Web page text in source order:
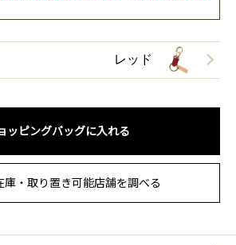
レッド
ッピングバッグに入れる
庫・取り置き可能店舗を調べる